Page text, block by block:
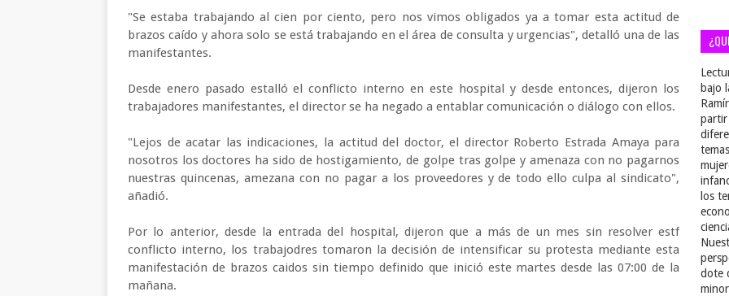
"Se estaba trabajando al cien por ciento, pero nos vimos obligados ya a tomar esta actitud de
brazos caído y ahora solo se está trabajando en el área de consulta y urgencias", detalló una de las
manifestantes.
Desde enero pasado estalló el conflicto interno en este hospital y desde entonces, dijeron los
trabajadores manifestantes, el director se ha negado a entablar comunicación o diálogo con ellos.
"Lejos de acatar las indicaciones, la actitud del doctor, el director Roberto Estrada Amaya para
nosotros los doctores ha sido de hostigamiento, de golpe tras golpe y amenaza con no pagarnos
nuestras quincenas, amezana con no pagar a los proveedores y de todo ello culpa al sindicato",
añadió.
Por lo anterior, desde la entrada del hospital, dijeron que a más de un mes sin resolver estf
conflicto interno, los trabajodres tomaron la decisión de intensificar su protesta mediante esta
manifestación de brazos caidos sin tiempo definido que inició este martes desde las 07:00 de la
mañana.
bajo
partir
los
dote